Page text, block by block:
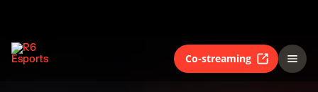
Co-streaming